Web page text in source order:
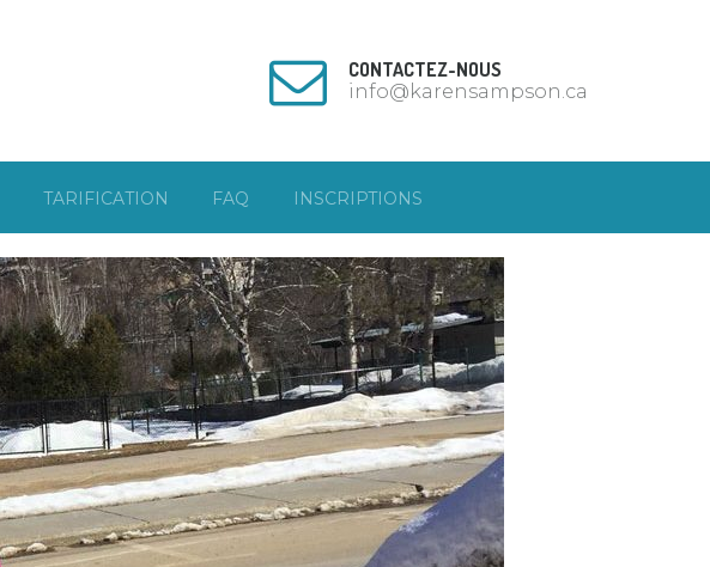
CONTACTEZ-NOUS
info@karensampson.ca
TARIFICATION FAQ INSCRIPTIONS